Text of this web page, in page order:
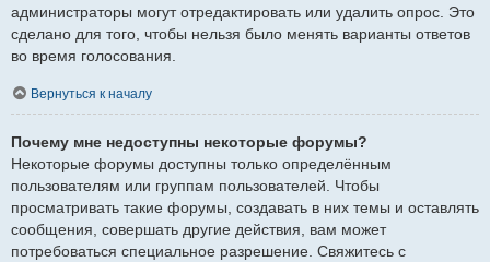
администраторы могут отредактировать или удалить опрос. Это
сделано для того, чтобы нельзя было менять варианты ответов
во время голосования.
Вернуться к началу
Почему мне недоступны некоторые форумы?
Некоторые форумы доступны только определённым
пользователям или группам пользователей. Чтобы
просматривать такие форумы, создавать в них темы и оставлять
сообщения, совершать другие действия, вам может
потребоваться специальное разрешение. Свяжитесь с